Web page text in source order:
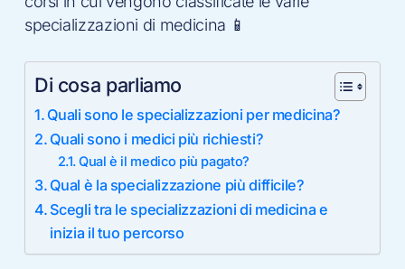
specializzazioni di medicina 📱
Di cosa parliamo
Quali sono le specializzazioni per medicina?
Quali sono i medici più richiesti?
Qual è il medico più pagato?
Qual è la specializzazione più difficile?
Scegli tra le specializzazioni di medicina e
inizia il tuo percorso